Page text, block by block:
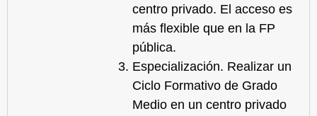
centro privado. El acceso es
más flexible que en la FP
pública.
Especialización. Realizar un
Ciclo Formativo de Grado
Medio en un centro privado